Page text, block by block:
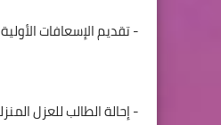
- تقديم الإسعافات
- إحالة الطالب للعزل